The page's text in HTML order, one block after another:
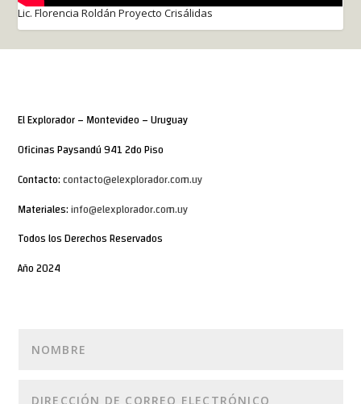
Lic. Florencia Roldán Proyecto Crisálidas
El Explorador – Montevideo – Uruguay
Oficinas Paysandú 941 2do Piso
Contacto:contacto@elexplorador.com.uy
Materiales:info@elexplorador.com.uy
Todos los Derechos Reservados
Año 2024